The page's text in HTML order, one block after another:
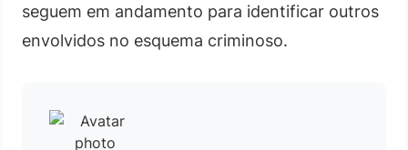
seguem em andamento para identificar outros
envolvidos no esquema criminoso.